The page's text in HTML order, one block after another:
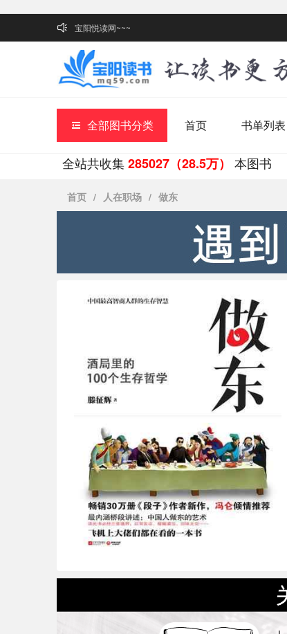
宝阳悦读网~~~
全部图书分类 首页 书单列表
全站共收集285027（28.5万） 本图书
首页 / 人在职场 / 做东